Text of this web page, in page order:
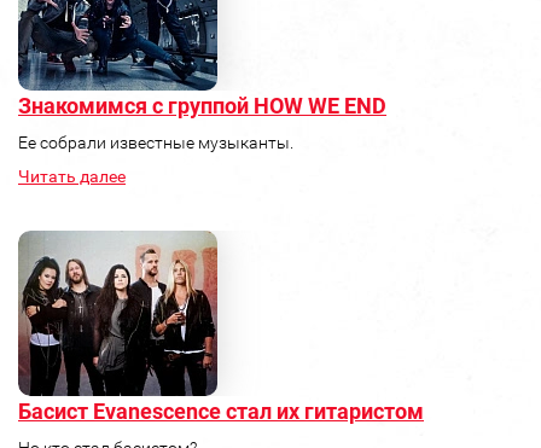
Знакомимся с группой HOW WE END
Ее собрали известные музыканты.
Читать далее
Басист Evanescence стал их гитаристом